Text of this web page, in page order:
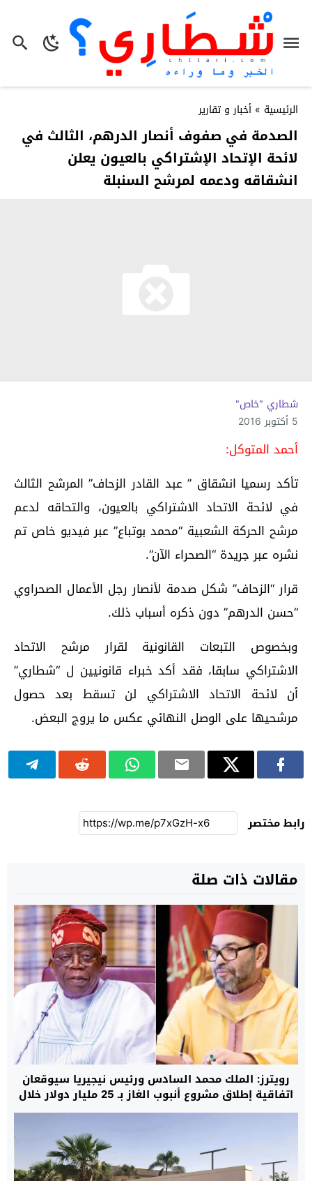
الرئيسية » أخبار و تقارير
الصدمة في صفوف أنصار الدرهم، الثالث في
لائحة الإتحاد الإشتراكي بالعيون يعلن
انشقاقه ودعمه لمرشح السنبلة
شطاري "خاص"
5 أكتوبر 2016
أحمد المتوكل:
تأكد رسميا انشقاق ” عبد القادر الزحاف” المرشح الثالث
في لائحة الاتحاد الاشتراكي بالعيون، والتحاقه لدعم
مرشح الحركة الشعبية “محمد بوتباع” عبر فيديو خاص تم
نشره عبر جريدة “الصحراء الآن”.
قرار “الزحاف” شكل صدمة لأنصار رجل الأعمال الصحراوي
“حسن الدرهم” دون ذكره أسباب ذلك.
وبخصوص التبعات القانونية لقرار مرشح الاتحاد
الاشتراكي سابقا، فقد أكد خبراء قانونيين ل “شطاري”
أن لائحة الاتحاد الاشتراكي لن تسقط بعد حصول
مرشحيها على الوصل النهائي عكس ما يروج البعض.
رابط مختصر
مقالات ذات صلة
رويترز: الملك محمد السادس ورئيس نيجيريا سيوقعان
اتفاقية إطلاق مشروع أنبوب الغاز بـ 25 مليار دولار خلال
الربع الأخير من 2026